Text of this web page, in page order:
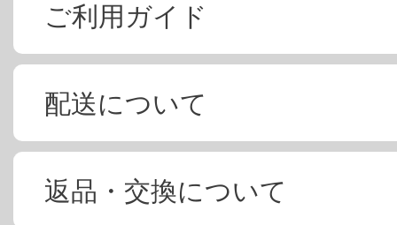
ご利用ガイド
配送について
返品・交換について